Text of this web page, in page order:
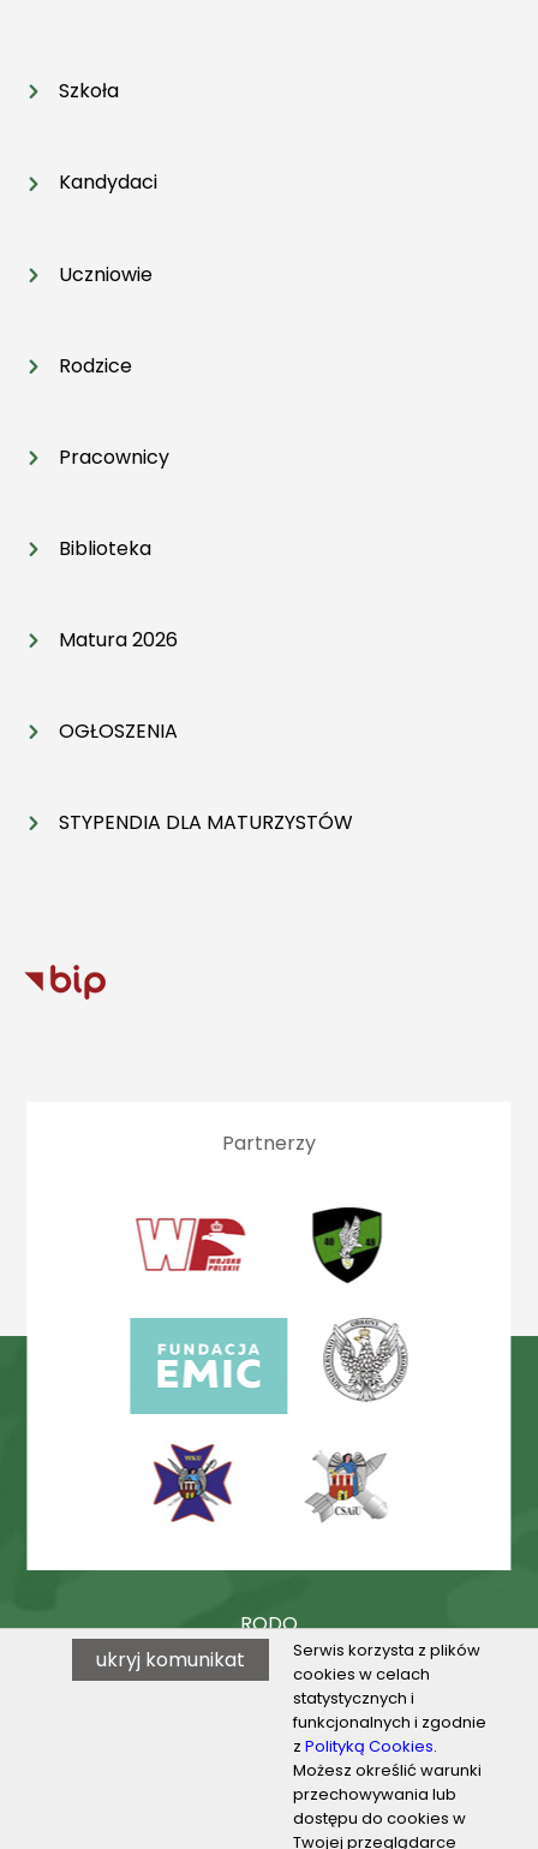
Szkoła
Kandydaci
Uczniowie
Rodzice
Pracownicy
Biblioteka
Matura 2026
OGŁOSZENIA
STYPENDIA DLA MATURZYSTÓW
Partnerzy
RODO
Procedury
© 2026 VILO w Toruniu
Serwis korzysta z plików
cookies w celach
statystycznych i
funkcjonalnych i zgodnie
z Polityką Cookies.
Możesz określić warunki
przechowywania lub
dostępu do cookies w
Twojej przeglądarce
ukryj komunikat